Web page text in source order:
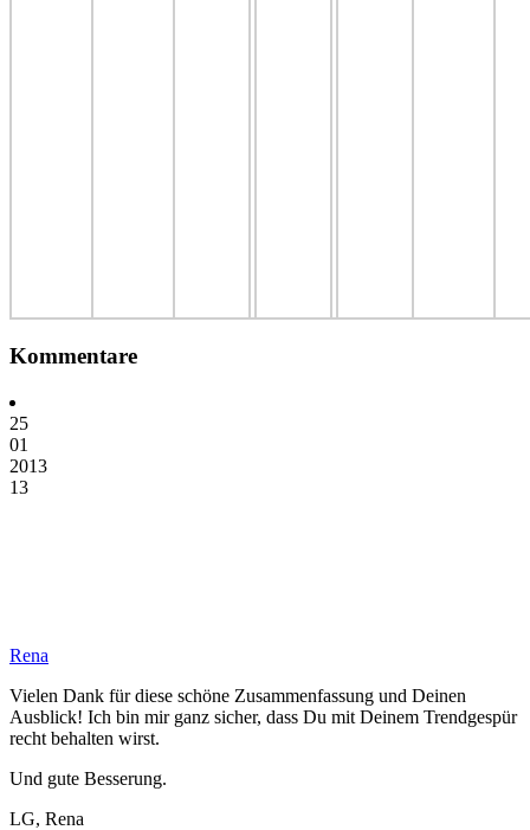
Kommentare
25
01
2013
13
Rena
Vielen Dank für diese schöne Zusammenfassung und Deinen
Ausblick! Ich bin mir ganz sicher, dass Du mit Deinem Trendgespür
recht behalten wirst.
Und gute Besserung.
LG, Rena